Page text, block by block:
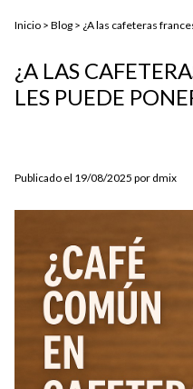
Inicio > Blog > ¿A las cafeteras
¿A LAS
LES PUEDE
Publicado el 19/08/2025 por dmix